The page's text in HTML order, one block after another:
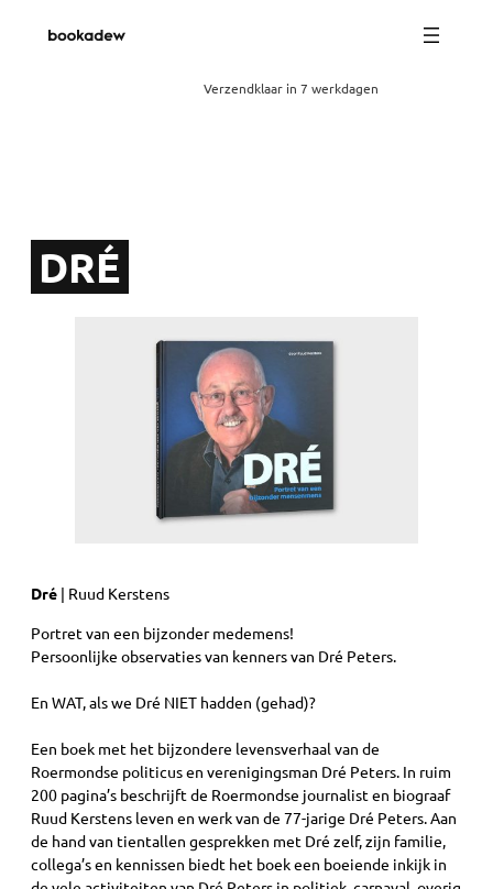
Verzendklaar in 7 werkdagen
DRÉ
Dré | Ruud Kerstens
Portret van een bijzonder medemens!
Persoonlijke observaties van kenners van Dré Peters.
En WAT, als we Dré NIET hadden (gehad)?
Een boek met het bijzondere levensverhaal van de
Roermondse politicus en verenigingsman Dré Peters. In ruim
200 pagina’s beschrijft de Roermondse journalist en biograaf
Ruud Kerstens leven en werk van de 77-jarige Dré Peters. Aan
de hand van tientallen gesprekken met Dré zelf, zijn familie,
collega’s en kennissen biedt het boek een boeiende inkijk in